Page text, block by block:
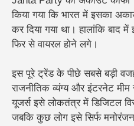
किया गया कि भारत में इसका
कर दिया गया था। हालांकि
फिर से वायरल होने लगे।
इस पूरे ट्रेंड के पीछे सबसे बड़ी वजह
राजनीतिक व्यंग्य और इंटरनेट
यूजर्स इसे लोकतंत्र में डिजिटल
जबकि कुछ लोग इसे सिर्फ